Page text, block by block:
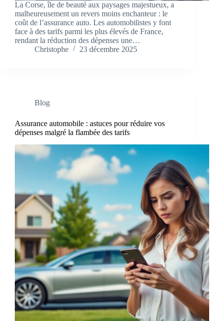
La Corse, île de beauté aux paysages majestueux, a
malheureusement un revers moins enchanteur : le
coût de l’assurance auto. Les automobilistes y font
face à des tarifs parmi les plus élevés de France,
rendant la réduction des dépenses une…
Christophe
23 décembre 2025
Blog
Assurance automobile : astuces pour réduire vos
dépenses malgré la flambée des tarifs